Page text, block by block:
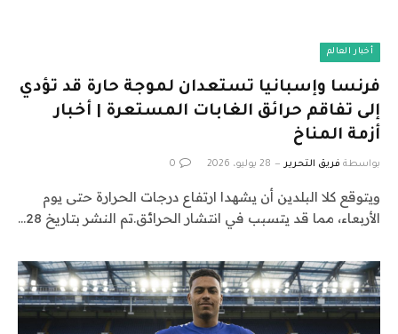
أخبار العالم
فرنسا وإسبانيا تستعدان لموجة حارة قد تؤدي
إلى تفاقم حرائق الغابات المستعرة | أخبار
أزمة المناخ
بواسطة فريق التحرير 28 يوليو، 2026 0
ويتوقع كلا البلدين أن يشهدا ارتفاع درجات الحرارة حتى يوم
الأربعاء، مما قد يتسبب في انتشار الحرائق.تم النشر بتاريخ 28…